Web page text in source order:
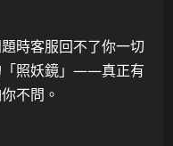
時客服回不了你一切
「照妖鏡」——真正有
不問。